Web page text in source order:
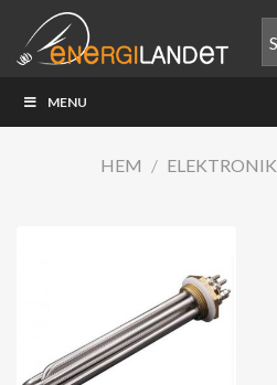
content
MENU
HEM / ELEKTRONIK